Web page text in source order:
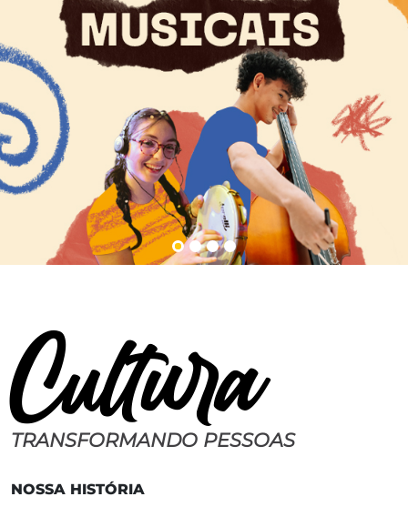
Cultura
TRANSFORMANDO PESSOAS
NOSSA HISTÓRIA